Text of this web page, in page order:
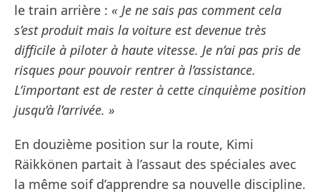
le train arrière : « Je ne sais pas comment cela
s’est produit mais la voiture est devenue très
difficile à piloter à haute vitesse. Je n’ai pas pris de
risques pour pouvoir rentrer à l’assistance.
L’important est de rester à cette cinquième position
jusqu’à l’arrivée. »
En douzième position sur la route, Kimi
Räikkönen partait à l’assaut des spéciales avec
la même soif d’apprendre sa nouvelle discipline.